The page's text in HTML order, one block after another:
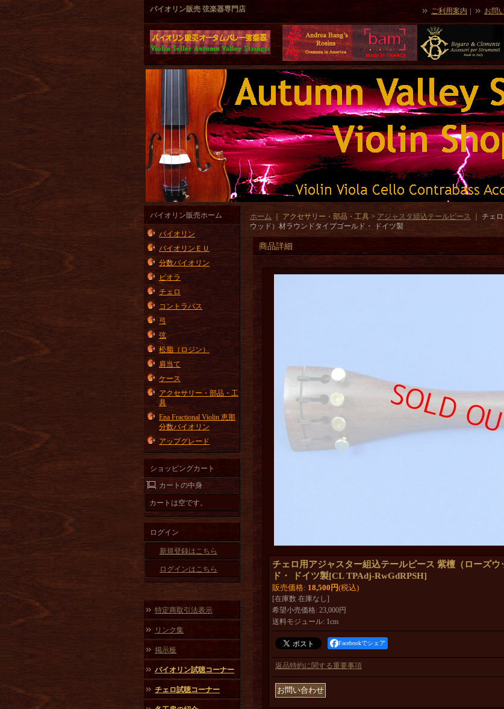
バイオリン販売 弦楽器専門店 ご利用案内 ｜ お問
バイオリン販売ホーム
バイオリン
バイオリンＥＵ
分数バイオリン
ビオラ
チェロ
コントラバス
弓
弦
松脂（ロジン）
肩当て
ケース
アクセサリー・部品・工
具
Ena Fractional Violin 恵那
分数バイオリン
アップグレード
ショッピングカート
カートの中身
カートは空です。
ログイン
新規登録はこちら
ログインはこちら
特定商取引法表示
リンク集
掲示板
バイオリン試聴コーナー
チェロ試聴コーナー
ホーム ｜ アクセサリー・部品・工具 > アジャスタ組込テールピース
チェ
ウッド）材ラウンドタイプゴールド・ ドイツ製
商品詳細
チェロ用アジャスター組込テールピース 紫檀（ローズ
ド・ ドイツ製[CL TPAdj-RwGdRPSH]
販売価格: 18,500円(税込)
[在庫数 在庫なし]
希望小売価格: 23,000円
送料モジュール: 1cm
Facebookでシェア
返品特約に関する重要事項